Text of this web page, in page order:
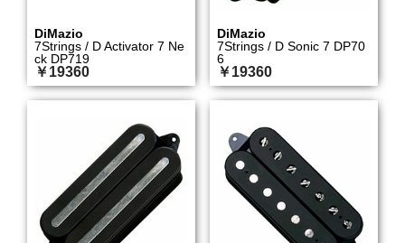
DiMazio
7Strings / D Activator 7 Ne
ck DP719
￥19360
DiMazio
7Strings / D Sonic 7 DP70
6
￥19360